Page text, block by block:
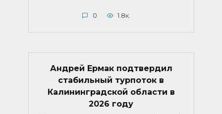
0 1.8к.
Андрей Ермак подтвердил
стабильный турпоток в
Калининградской области в
2026 году